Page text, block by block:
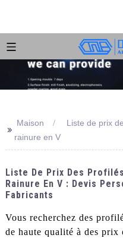
>>
Maison
Liste de prix
rainure en V
Liste De Prix Des
Rainure En V : Devis
Fabricants
Vous recherchez des
de haute qualité à des